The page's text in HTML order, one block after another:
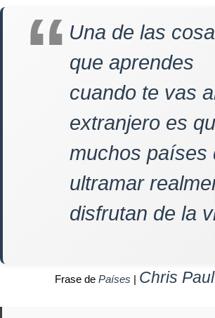
Una de las
que aprendes
cuando te vas
extranjero es
muchos países
ultramar
disfrutan de la
Frase de Países | Chris Paul